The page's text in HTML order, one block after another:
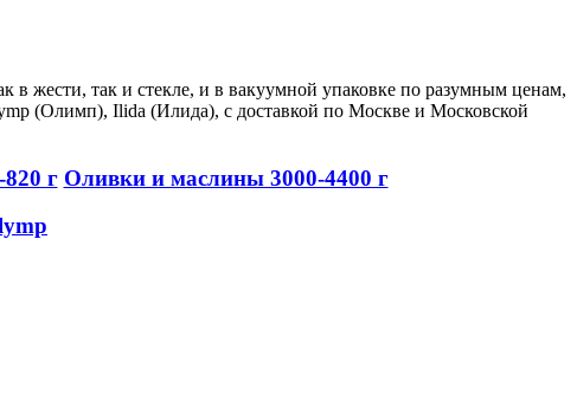
в жести, так и стекле, и в вакуумной упаковке по разумным ценам,
(Олимп), Ilida (Илида), с доставкой по Москве и Московской
г Оливки и маслины 3000-4400 г